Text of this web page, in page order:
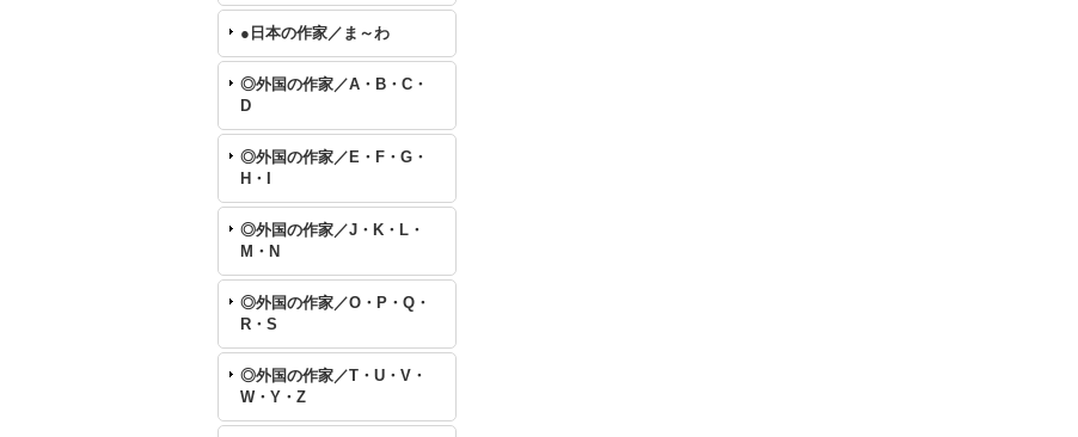
●日本の作家／ま～わ
◎外国の作家／A・B・C・
D
◎外国の作家／E・F・G・
H・I
◎外国の作家／J・K・L・
M・N
◎外国の作家／O・P・Q・
R・S
◎外国の作家／T・U・V・
W・Y・Z